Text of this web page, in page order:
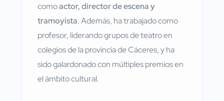
comoactor, director de escena y
tramoyista. Además, ha trabajado como
profesor, liderando grupos de teatro en
colegios de la provincia de Cáceres, y ha
sido galardonado con múltiples premios en
el ámbito cultural.